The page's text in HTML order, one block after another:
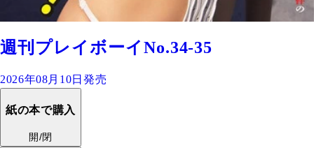
週刊プレイボーイNo.34-35
2026年08月10日発売
紙の本で購入
開/閉